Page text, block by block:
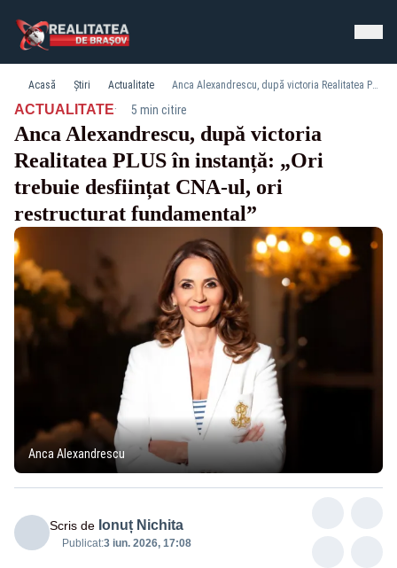
Acasă Știri Actualitate Anca Alexandrescu, după victoria Realitatea PLUS în instanță: „Ori trebuie desființat CNA-ul, ori restructurat fundamental”
ACTUALITATE· 5 min citire
Anca Alexandrescu, după victoria
Realitatea PLUS în instanță: „Ori
trebuie desființat CNA-ul, ori
restructurat fundamental”
Anca Alexandrescu
Scris de Ionuț Nichita
Publicat:3 iun. 2026, 17:08